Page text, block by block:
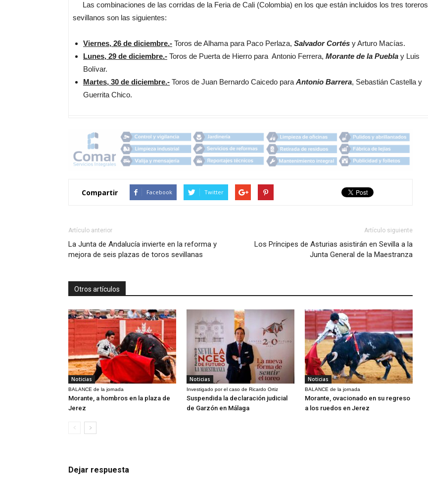
Las combinaciones de las corridas de la Feria de Cali (Colombia) en los que están incluidos los tres toreros
sevillanos son las siguientes:
Viernes, 26 de diciembre.- Toros de Alhama para Paco Perlaza, Salvador Cortés y Arturo Macías.
Lunes, 29 de diciembre.- Toros de Puerta de Hierro para Antonio Ferrera, Morante de la Puebla y Luis
Bolívar.
Martes, 30 de diciembre.- Toros de Juan Bernardo Caicedo para Antonio Barrera, Sebastián Castella y
Guerrita Chico.
Compartir Facebook Twitter
Artículo anterior
La Junta de Andalucía invierte en la reforma y
mejora de seis plazas de toros sevillanas
Artículo siguiente
Los Príncipes de Asturias asistirán en Sevilla a la
Junta General de la Maestranza
Otros artículos
Noticias
BALANCE de la jornada
Morante, a hombros en la plaza de
Jerez
Noticias
Investigado por el caso de Ricardo Ortiz
Suspendida la declaración judicial
de Garzón en Málaga
Noticias
BALANCE de la jornada
Morante, ovacionado en su regreso
a los ruedos en Jerez
Dejar respuesta